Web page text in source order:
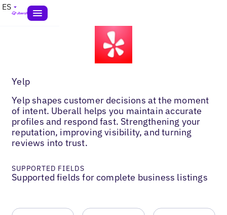
ES
Yelp
Yelp shapes customer decisions at the moment
of intent. Uberall helps you maintain accurate
profiles and respond fast. Strengthening your
reputation, improving visibility, and turning
reviews into trust.
SUPPORTED FIELDS
Supported fields for complete business listings